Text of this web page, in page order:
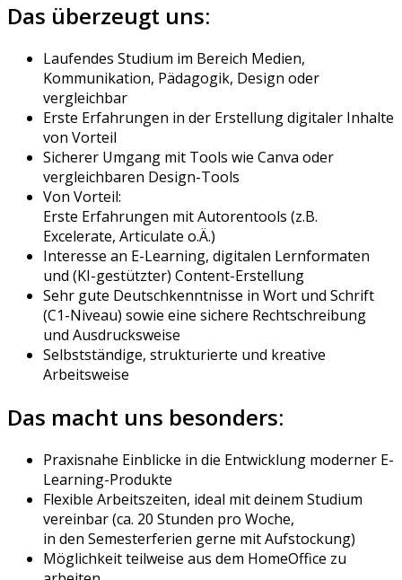
Das überzeugt uns:
Laufendes Studium im Bereich Medien,
Kommunikation, Pädagogik, Design oder
vergleichbar
Erste Erfahrungen in der Erstellung digitaler Inhalte
von Vorteil
Sicherer Umgang mit Tools wie Canva oder
vergleichbaren Design-Tools
Von Vorteil:
Erste Erfahrungen mitAutorentools (z.B.
Excelerate, Articulate o.Ä.)
Interesse an E-Learning, digitalen Lernformaten
und (KI-gestützter) Content-Erstellung
Sehr gute Deutschkenntnisse in Wort und Schrift
(C1-Niveau) sowie eine sichere Rechtschreibung
und Ausdrucksweise
Selbstständige, strukturierte und kreative
Arbeitsweise
Das macht uns besonders:
Praxisnahe Einblicke in die Entwicklung moderner E-
Learning-Produkte
Flexible Arbeitszeiten, ideal mit deinem Studium
vereinbar(ca. 20 Stunden pro Woche,
in den Semesterferien gerne mit Aufstockung)
Möglichkeitteilweise aus dem HomeOffice zu